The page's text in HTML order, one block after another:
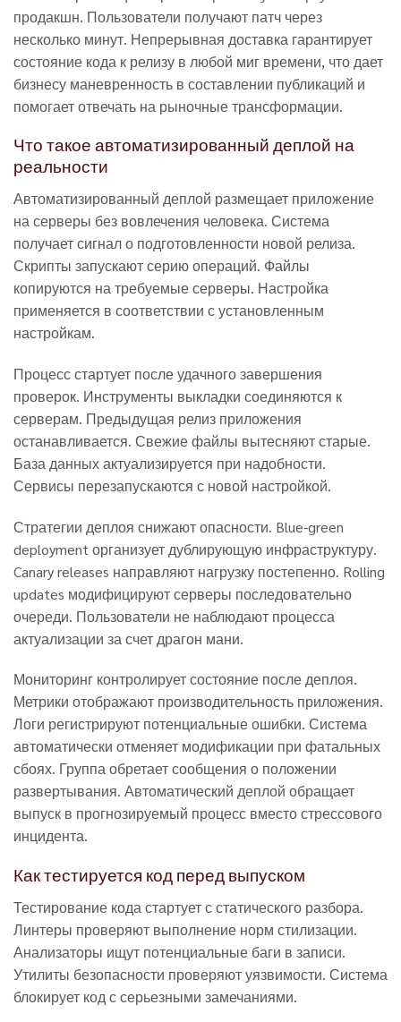
продакшн. Пользователи получают патч через
несколько минут. Непрерывная доставка гарантирует
состояние кода к релизу в любой миг времени, что дает
бизнесу маневренность в составлении публикаций и
помогает отвечать на рыночные трансформации.
Что такое автоматизированный деплой на
реальности
Автоматизированный деплой размещает приложение
на серверы без вовлечения человека. Система
получает сигнал о подготовленности новой релиза.
Скрипты запускают серию операций. Файлы
копируются на требуемые серверы. Настройка
применяется в соответствии с установленным
настройкам.
Процесс стартует после удачного завершения
проверок. Инструменты выкладки соединяются к
серверам. Предыдущая релиз приложения
останавливается. Свежие файлы вытесняют старые.
База данных актуализируется при надобности.
Сервисы перезапускаются с новой настройкой.
Стратегии деплоя снижают опасности. Blue-green
deployment организует дублирующую инфраструктуру.
Canary releases направляют нагрузку постепенно. Rolling
updates модифицируют серверы последовательно
очереди. Пользователи не наблюдают процесса
актуализации за счет драгон мани.
Мониторинг контролирует состояние после деплоя.
Метрики отображают производительность приложения.
Логи регистрируют потенциальные ошибки. Система
автоматически отменяет модификации при фатальных
сбоях. Группа обретает сообщения о положении
развертывания. Автоматический деплой обращает
выпуск в прогнозируемый процесс вместо стрессового
инцидента.
Как тестируется код перед выпуском
Тестирование кода стартует с статического разбора.
Линтеры проверяют выполнение норм стилизации.
Анализаторы ищут потенциальные баги в записи.
Утилиты безопасности проверяют уязвимости. Система
блокирует код с серьезными замечаниями.